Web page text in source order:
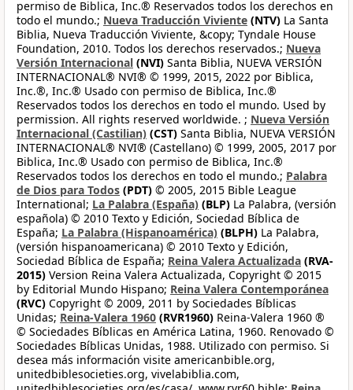
permiso de Biblica, Inc.® Reservados todos los derechos en
todo el mundo.; Nueva Traducción Viviente (NTV) La Santa
Biblia, Nueva Traducción Viviente, &copy; Tyndale House
Foundation, 2010. Todos los derechos reservados.; Nueva
Versión Internacional (NVI) Santa Biblia, NUEVA VERSIÓN
INTERNACIONAL® NVI® © 1999, 2015, 2022 por Biblica,
Inc.®, Inc.® Usado con permiso de Biblica, Inc.®
Reservados todos los derechos en todo el mundo. Used by
permission. All rights reserved worldwide. ; Nueva Versión
Internacional (Castilian) (CST) Santa Biblia, NUEVA VERSIÓN
INTERNACIONAL® NVI® (Castellano) © 1999, 2005, 2017 por
Biblica, Inc.® Usado con permiso de Biblica, Inc.®
Reservados todos los derechos en todo el mundo.; Palabra
de Dios para Todos (PDT) © 2005, 2015 Bible League
International; La Palabra (España) (BLP) La Palabra, (versión
española) © 2010 Texto y Edición, Sociedad Bíblica de
España; La Palabra (Hispanoamérica) (BLPH) La Palabra,
(versión hispanoamericana) © 2010 Texto y Edición,
Sociedad Bíblica de España; Reina Valera Actualizada (RVA-
2015) Version Reina Valera Actualizada, Copyright © 2015
by Editorial Mundo Hispano; Reina Valera Contemporánea
(RVC) Copyright © 2009, 2011 by Sociedades Bíblicas
Unidas; Reina-Valera 1960 (RVR1960) Reina-Valera 1960 ®
© Sociedades Bíblicas en América Latina, 1960. Renovado ©
Sociedades Bíblicas Unidas, 1988. Utilizado con permiso. Si
desea más información visite americanbible.org,
unitedbiblesocieties.org, vivelabiblia.com,